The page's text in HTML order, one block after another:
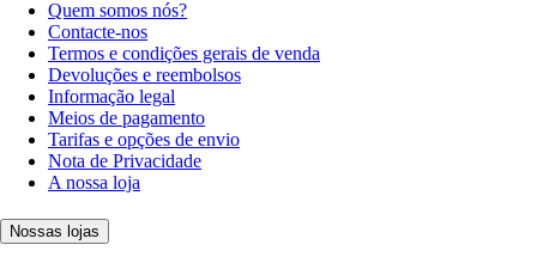
Quem somos nós?
Contacte-nos
Termos e condições gerais de venda
Devoluções e reembolsos
Informação legal
Meios de pagamento
Tarifas e opções de envio
Nota de Privacidade
A nossa loja
Nossas lojas